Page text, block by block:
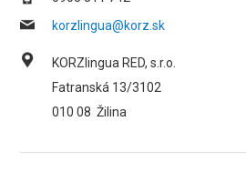
korzlingua@korz.sk
KORZlingua RED, s.r.o.
Fatranská 13/3102
010 08 Žilina